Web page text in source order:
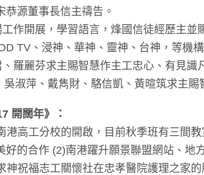
恭源董事長信主禱告。
作開展，學習語言，烽國信徒經歷主並
TV、浸神、華神、靈神、台神，等機
羅麗芬求主賜智慧作主工忠心、有見識
吳淑萍、戴雋財、駱信凱、黃暄筑求主賜
開闊年》：
港高工分校的開啟，目前秋季班有三間
好的合作 (2)南港躍升願景聯盟網站、
神祝福志工關懷社在忠孝醫院護理之家